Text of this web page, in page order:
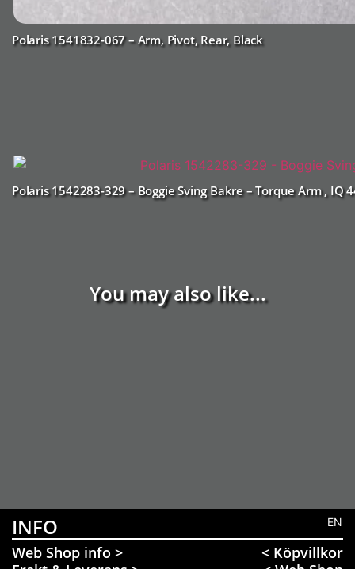
Polaris 1541832-067 – Arm, Pivot, Rear, Black
Polaris 1542283-329 – Boggie Sving Bakre – Torque Arm , IQ
You may also like...
EN
< Köpvillkor
INFO
Web Shop info >